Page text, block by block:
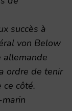
succès à
von Below
allemande
ordre de tenir
ce côté.